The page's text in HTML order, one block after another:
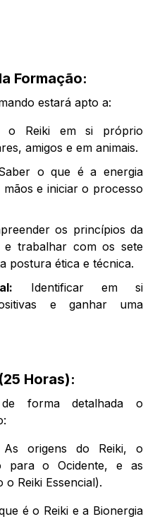
Formação:
estará apto a:
o Reiki em si próprio
amigos e em animais.
o que é a energia
e iniciar o processo
os princípios da
e trabalhar com os sete
postura ética e técnica.
Identificar em si
e ganhar uma
Horas):
forma detalhada o
As origens do Reiki, o
para o Ocidente, e as
Reiki Essencial).
é o Reiki e a Bionergia